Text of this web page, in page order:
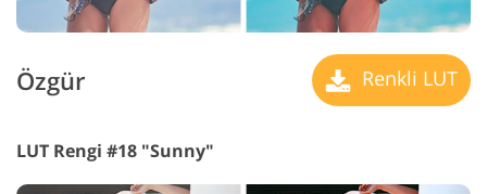
Özgür Renkli LUT
LUT Rengi #18 "Sunny"